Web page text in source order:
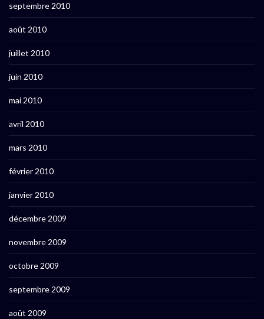
septembre 2010
août 2010
juillet 2010
juin 2010
mai 2010
avril 2010
mars 2010
février 2010
janvier 2010
décembre 2009
novembre 2009
octobre 2009
septembre 2009
août 2009